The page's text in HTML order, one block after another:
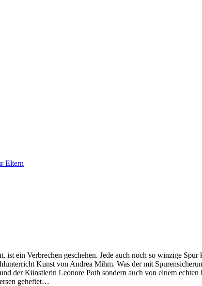
Eltern
ein Verbrechen geschehen. Jede auch noch so winzige
Kunst von Andrea Mihm. Was der mit
der Künstlerin Leonore Poth sondern auch von einem
geheftet…